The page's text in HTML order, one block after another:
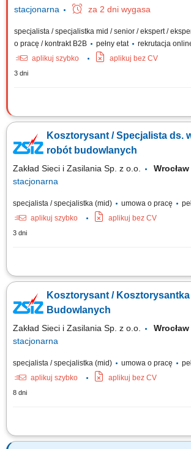
stacjonarna
za 2 dni wygasa
specjalista / specjalistka mid / senior / ekspert /
o pracę / kontrakt B2B
pełny etat
rekrutacja
aplikuj szybko
aplikuj bez CV
3 dni
Czego oczekujemy: min. 2 letniego doświadczenia
wyższego budowlanego, znajomości programu
organizacji pracy własnej, sumiennego i rzetelnego
Kosztorysant / Specjalista ds.
robót budowlanych
Zakład Sieci i Zasilania Sp. z o.o.
stacjonarna
specjalista / specjalistka (mid) umowa o pracę
aplikuj szybko
aplikuj bez CV
3 dni
przygotowywanie wycen i kosztorysów robót
materiałów, robocizny i sprzętu, analiza dokumentacji
przedmiarów robót oraz specyfikacji technicznych w
Kosztorysant /
Budowlanych
Zakład Sieci i Zasilania Sp. z o.o.
stacjonarna
specjalista / specjalistka (mid) umowa o pracę
aplikuj szybko
aplikuj bez CV
8 dni
Opracowywanie kosztorysów oraz kalkulacji robót